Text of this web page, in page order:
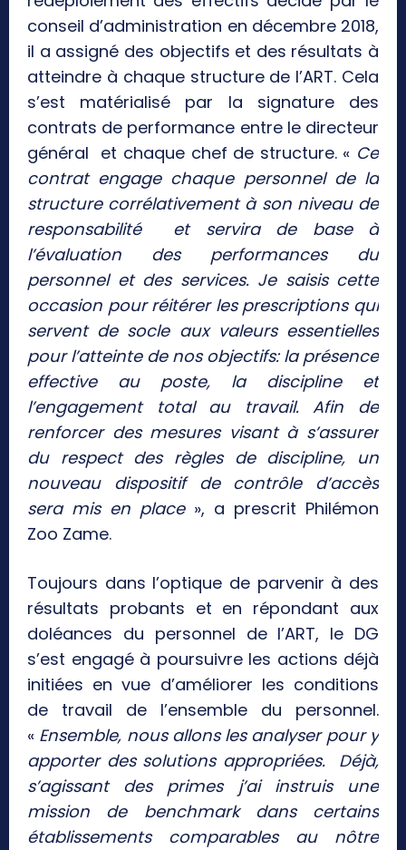
conseil d’administration en décembre 2018,
il a assigné des objectifs et des résultats à
atteindre à chaque structure de l’ART. Cela
s’est matérialisé par la signature des
contrats de performance entre le directeur
général et chaque chef de structure. « Ce
contrat engage chaque personnel de la
structure corrélativement à son niveau de
responsabilité et servira de base à
l’évaluation des performances du
personnel et des services. Je saisis cette
occasion pour réitérer les prescriptions qui
servent de socle aux valeurs essentielles
pour l’atteinte de nos objectifs: la présence
effective au poste, la discipline et
l’engagement total au travail. Afin de
renforcer des mesures visant à s’assurer
du respect des règles de discipline, un
nouveau dispositif de contrôle d’accès
sera mis en place», a prescrit Philémon
Zoo Zame.
Toujours dans l’optique de parvenir à des
résultats probants et en répondant aux
doléances du personnel de l’ART, le DG
s’est engagé à poursuivre les actions déjà
initiées en vue d’améliorer les conditions
de travail de l’ensemble du personnel.
« Ensemble, nous allons les analyser pour y
apporter des solutions appropriées. Déjà,
s’agissant des primes j’ai instruis une
mission de benchmark dans certains
établissements comparables au nôtre